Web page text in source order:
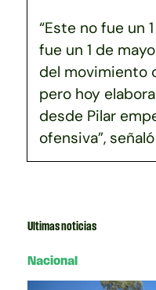
“Este no fue un
fue un 1 de
del movimiento
pero hoy
desde Pilar
ofensiva”,
Ultimas noticias
Nacional